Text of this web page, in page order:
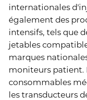
internationales
également des
intensifs, tels que
jetables
marques
moniteurs patient.
consommables
les transducteurs